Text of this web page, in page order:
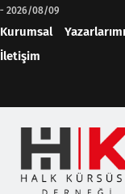
- 2026/08/09
Kurumsal
İletişim